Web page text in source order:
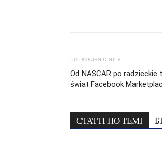
попередня стаття
Od NASCAR po
świat Facebook
СТАТТІ ПО ТЕМІ